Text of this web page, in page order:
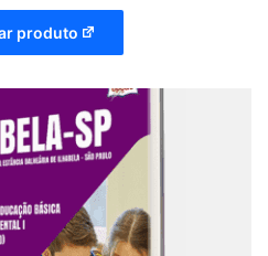
produto